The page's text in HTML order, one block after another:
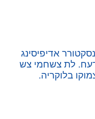
אדיפיסינג
לת צשחמי צש
בלוקריה.